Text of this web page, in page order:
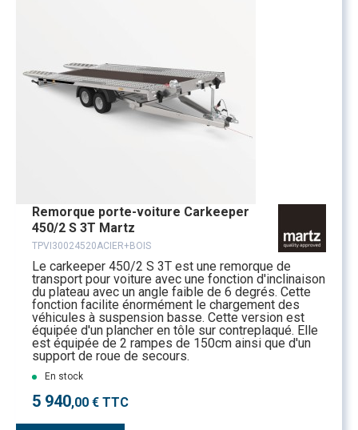
Remorque porte-voiture Carkeeper
450/2 S 3T Martz
TPVI30024520ACIER+BOIS
Le carkeeper 450/2 S 3T est une remorque de
transport pour voiture avec une fonction d'inclinaison
du plateau avec un angle faible de 6 degrés. Cette
fonction facilite énormément le chargement des
véhicules à suspension basse. Cette version est
équipée d'un plancher en tôle sur contreplaqué. Elle
est équipée de 2 rampes de 150cm ainsi que d'un
support de roue de secours.
En stock
5 940,00 € TTC